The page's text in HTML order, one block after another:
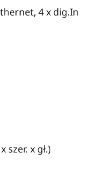
4 x dig.In
szer. x gł.)